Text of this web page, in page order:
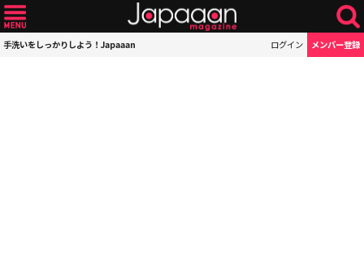
手洗いをしっかりしよう！Japaaan ログイン メンバー登録